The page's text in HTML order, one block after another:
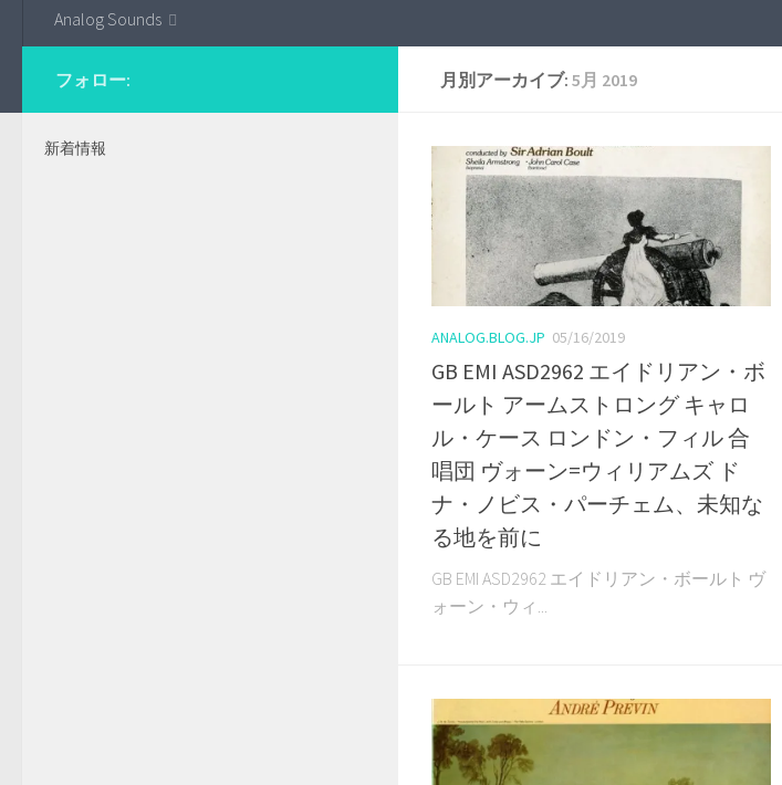
Analog Sounds
月別アーカイブ: 5月 2019
ANALOG.BLOG.JP 05/16/2019
GB EMI ASD2962 エイドリアン・ボ
ールト アームストロング キャロ
ル・ケース ロンドン・フィル 合
唱団 ヴォーン=ウィリアムズ ド
ナ・ノビス・パーチェム、未知な
る地を前に
GB EMI ASD2962 エイドリアン・ボールト ヴ
ォーン・ウィ...
フォロー:
新着情報